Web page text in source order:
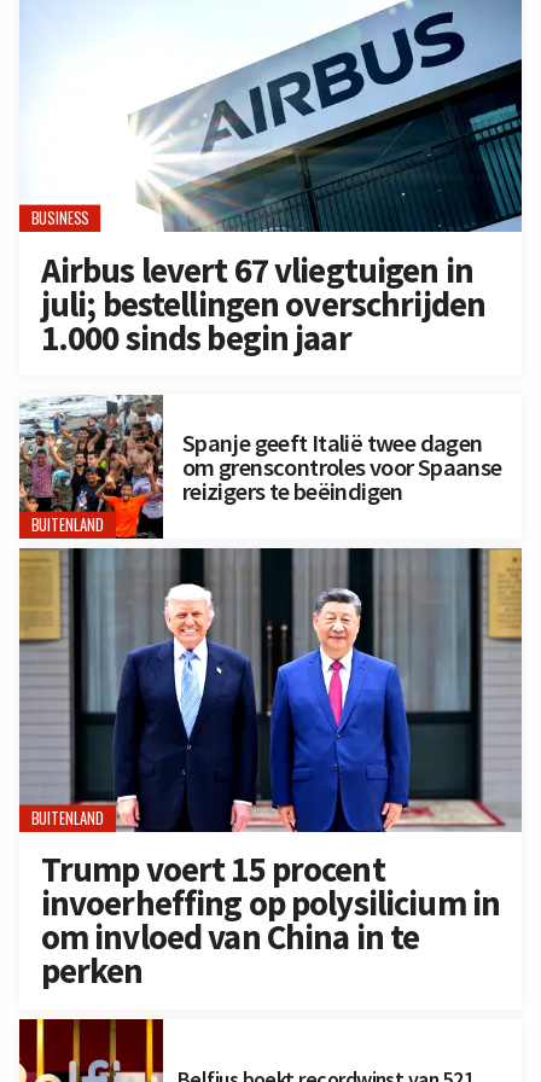
BUSINESS
Airbus levert 67 vliegtuigen in
juli; bestellingen overschrijden
1.000 sinds begin jaar
BUITENLAND
Spanje geeft Italië twee dagen
om grenscontroles voor Spaanse
reizigers te beëindigen
BUITENLAND
Trump voert 15 procent
invoerheffing op polysilicium in
om invloed van China in te
perken